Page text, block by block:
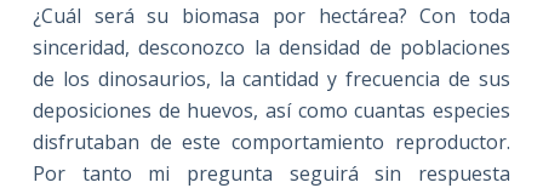
¿Cuál será su biomasa por hectárea? Con toda
sinceridad, desconozco la densidad de poblaciones
de los dinosaurios, la cantidad y frecuencia de sus
deposiciones de huevos, así como cuantas especies
disfrutaban de este comportamiento reproductor.
Por tanto mi pregunta seguirá sin respuesta